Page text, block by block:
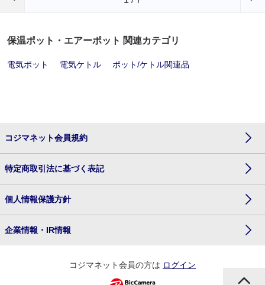
保温ポット・エアーポット 関連カテゴリ
電気ポット 電気ケトル ポット/ケトル関連品
コジマネット会員規約
特定商取引法に基づく表記
個人情報保護方針
企業情報・IR情報
コジマネット会員の方は ログイン